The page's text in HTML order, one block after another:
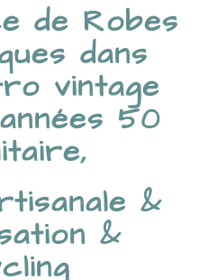
de Robes
dans
vintage
50
&
&